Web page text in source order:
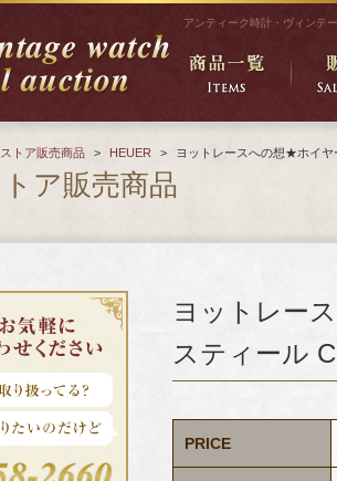
アンティーク時計・ヴィンテ
トア販売商品 > HEUER > ヨットレースへの想★ホイヤ
ア販売商品
ヨットレー
スティール
PRICE